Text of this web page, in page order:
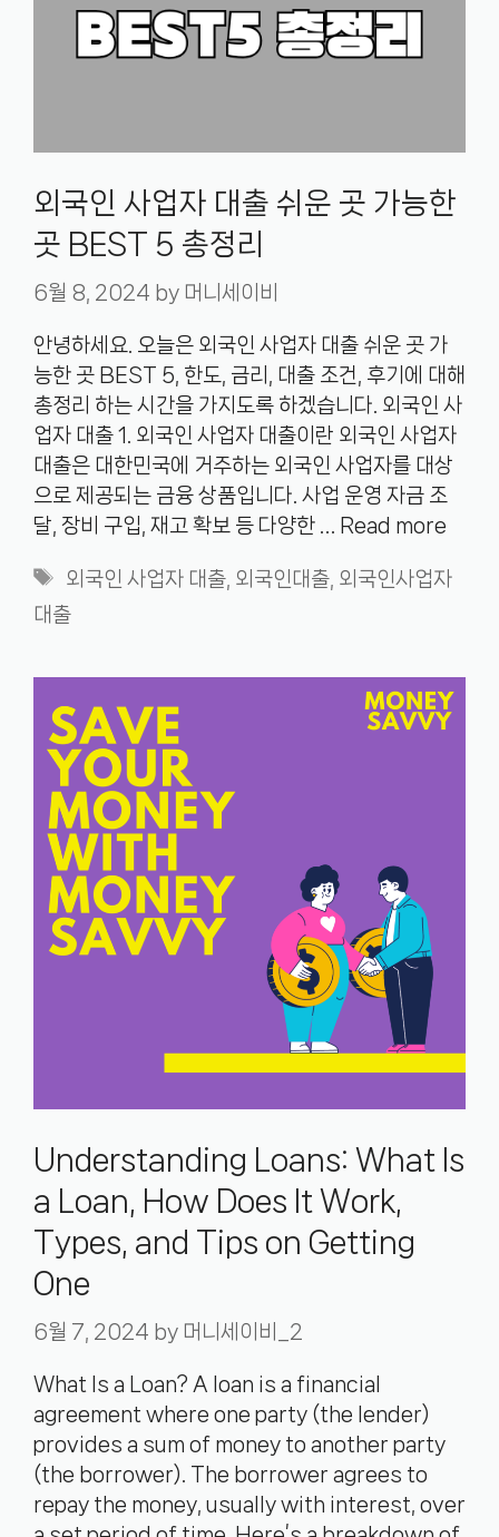
외국인 사업자 대출 쉬운 곳 가능한
곳 BEST 5 총정리
6월 8, 2024 by 머니세이비
안녕하세요. 오늘은 외국인 사업자 대출 쉬운 곳 가
능한 곳 BEST 5, 한도, 금리, 대출 조건, 후기에 대해
총정리 하는 시간을 가지도록 하겠습니다. 외국인 사
업자 대출 1. 외국인 사업자 대출이란 외국인 사업자
대출은 대한민국에 거주하는 외국인 사업자를 대상
으로 제공되는 금융 상품입니다. 사업 운영 자금 조
달, 장비 구입, 재고 확보 등 다양한 … Read more
Tags
외국인 사업자 대출, 외국인대출, 외국인사업자
대출
Understanding Loans: What Is
a Loan, How Does It Work,
Types, and Tips on Getting
One
6월 7, 2024 by 머니세이비_2
What Is a Loan? A loan is a financial
agreement where one party (the lender)
provides a sum of money to another party
(the borrower). The borrower agrees to
repay the money, usually with interest, over